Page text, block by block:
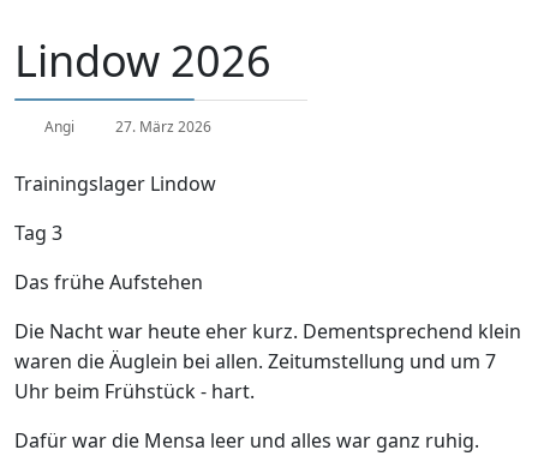
Lindow 2026
Angi 27. März 2026
Trainingslager Lindow
Tag 3
Das frühe Aufstehen
Die Nacht war heute eher kurz. Dementsprechend klein
waren die Äuglein bei allen. Zeitumstellung und um 7
Uhr beim Frühstück - hart.
Dafür war die Mensa leer und alles war ganz ruhig.